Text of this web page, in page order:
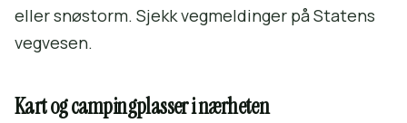
eller snøstorm. Sjekk vegmeldinger på Statens
vegvesen.
Kart og campingplasser i nærheten